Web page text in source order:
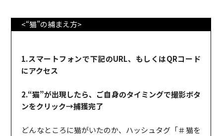
<“猫”の捕まえ方>
1.スマートフォンで下記のURL、もしくはQRコード
にアクセス
2.“猫”が出現したら、ご自身のタイミングで撮影ボタ
ンをクリック→捕獲完了
どんなところに猫がいたのか、ハッシュタグ「＃猫を